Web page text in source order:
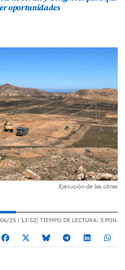
oportunidades
Ejecución de las obras
25 | 13:52| TIEMPO DE LECTURA: 3 MIN.